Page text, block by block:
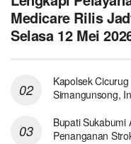
Medicare Rilis
Selasa 12 Mei
Kapolsek
Simangunsong,
Bupati Sukabumi
Penanganan